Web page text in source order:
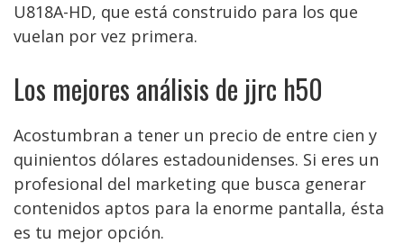
U818A-HD, que está construido para los que
vuelan por vez primera.
Los mejores análisis de jjrc h50
Acostumbran a tener un precio de entre cien y
quinientos dólares estadounidenses. Si eres un
profesional del marketing que busca generar
contenidos aptos para la enorme pantalla, ésta
es tu mejor opción.